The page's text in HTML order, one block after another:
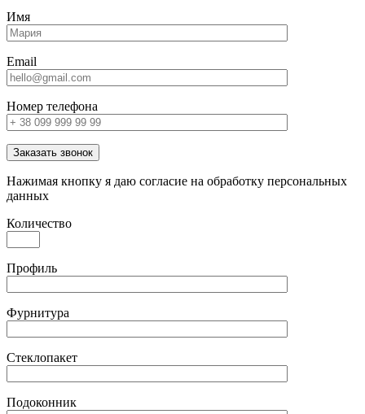
Имя
Email
Номер телефона
Заказать звонок
Нажимая кнопку я даю согласие на обработку персональных
данных
Количество
Профиль
Фурнитура
Стеклопакет
Подоконник